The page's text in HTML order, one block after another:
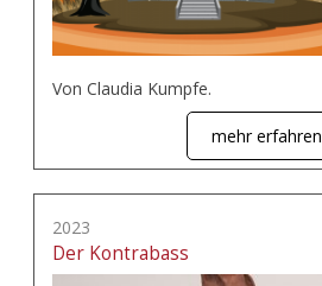
Von Claudia Kumpfe.
mehr erfahren
2023
Der Kontrabass